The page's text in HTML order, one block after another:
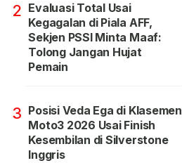
2 Evaluasi Total Usai
Kegagalan di Piala AFF,
Sekjen PSSI Minta Maaf:
Tolong Jangan Hujat
Pemain
3 Posisi Veda Ega di Klasemen
Moto3 2026 Usai Finish
Kesembilan di Silverstone
Inggris